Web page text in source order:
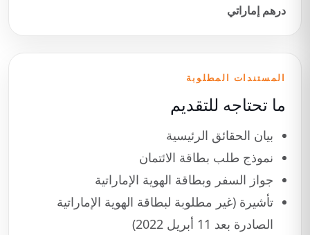
درهم إماراتي
المستندات المطلوبة
ما تحتاجه للتقديم
بيان الحقائق الرئيسية
نموذج طلب بطاقة الائتمان
جواز السفر وبطاقة الهوية الإماراتية
تأشيرة (غير مطلوبة لبطاقة الهوية الإماراتية
الصادرة بعد 11 أبريل 2022)